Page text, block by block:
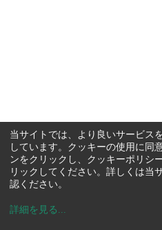
当サイトでは、より良いサービス
しています。クッキーの使用に同
ンをクリックし、クッキーポリシ
リックしてください。詳しくは当
認ください。
詳細を見る ...